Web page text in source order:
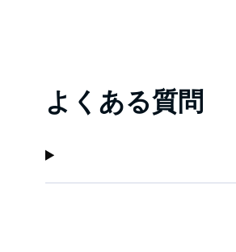
よくある質問